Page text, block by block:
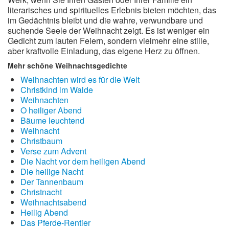
literarisches und spirituelles Erlebnis bieten möchten, das
im Gedächtnis bleibt und die wahre, verwundbare und
suchende Seele der Weihnacht zeigt. Es ist weniger ein
Gedicht zum lauten Feiern, sondern vielmehr eine stille,
aber kraftvolle Einladung, das eigene Herz zu öffnen.
Mehr schöne Weihnachtsgedichte
Weihnachten wird es für die Welt
Christkind im Walde
Weihnachten
O heiliger Abend
Bäume leuchtend
Weihnacht
Christbaum
Verse zum Advent
Die Nacht vor dem heiligen Abend
Die heilige Nacht
Der Tannenbaum
Christnacht
Weihnachtsabend
Heilig Abend
Das Pferde-Rentier